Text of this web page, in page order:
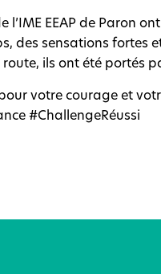
l’IME EEAP de Paron
des sensations fortes
ils ont été portés
votre courage et
#ChallengeRéussi